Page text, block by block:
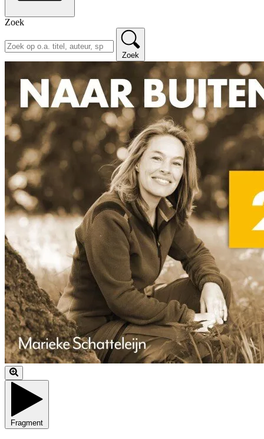
Zoek
Zoek
Fragment